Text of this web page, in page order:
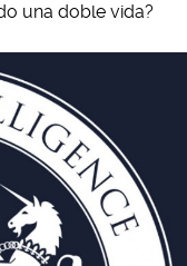
una doble vida?